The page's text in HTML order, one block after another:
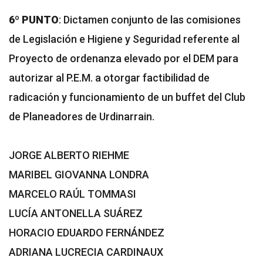
6º PUNTO: Dictamen conjunto de las comisiones
de Legislación e Higiene y Seguridad referente al
Proyecto de ordenanza elevado por el DEM para
autorizar al P.E.M. a otorgar factibilidad de
radicación y funcionamiento de un buffet del Club
de Planeadores de Urdinarrain.
JORGE ALBERTO RIEHME
MARIBEL GIOVANNA LONDRA
MARCELO RAÚL TOMMASI
LUCÍA ANTONELLA SUÁREZ
HORACIO EDUARDO FERNÁNDEZ
ADRIANA LUCRECIA CARDINAUX